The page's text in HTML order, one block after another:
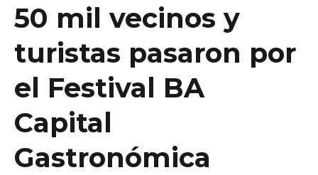
50 mil vecinos y
turistas pasaron por
el Festival BA
Capital
Gastronómica